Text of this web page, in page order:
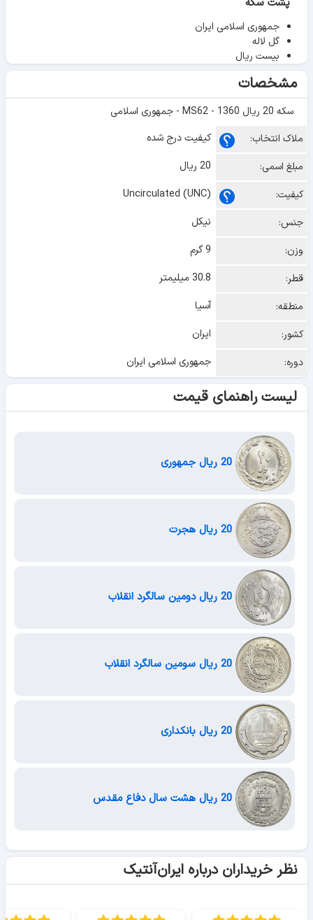
پشت سکه
جمهوری اسلامی ایران
گل لاله
بیست ریال
مشخصات
سکه 20 ریال 1360 - MS62 - جمهوری اسلامی
ملاک انتخاب:
کیفیت درج شده
مبلغ اسمی:
20 ریال
کیفیت:
Uncirculated (UNC)
جنس:
نیکل
وزن:
9 گرم
قطر:
30.8 میلیمتر
منطقه:
آسیا
کشور:
ایران
دوره:
جمهوری اسلامی ایران
لیست راهنمای قیمت
نظر خریداران درباره ایران‌آنتیک